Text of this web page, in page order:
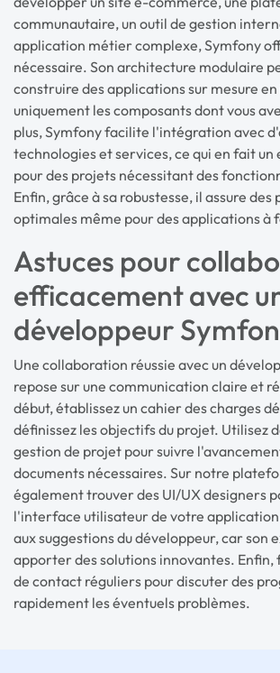
communautaire, un outil de gestion
application métier complexe, Symfony
nécessaire. Son architecture modulaire
construire des applications sur mesure
uniquement les composants dont vous
plus, Symfony facilite l'intégration avec
technologies et services, ce qui en fait
pour des projets nécessitant des
Enfin, grâce à sa robustesse, il assure
optimales même pour des applications à
Astuces pour
efficacement avec
développeur
Une collaboration réussie avec un
repose sur une communication claire et
début, établissez un cahier des charges
définissez les objectifs du projet. Utilisez
gestion de projet pour suivre
documents nécessaires. Sur notre
également trouver des UI/UX designers
l'interface utilisateur de votre
aux suggestions du développeur, car son
apporter des solutions innovantes. Enfin,
de contact réguliers pour discuter des
rapidement les éventuels problèmes.